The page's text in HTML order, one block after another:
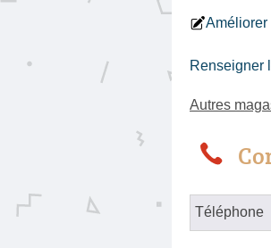
Améliorer
Renseigner
Autres
Téléphone